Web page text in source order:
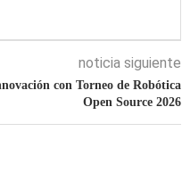
noticia siguiente
con Torneo de Robótica
Open Source 2026